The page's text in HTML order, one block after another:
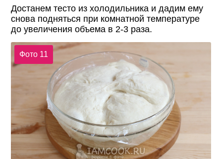
Достанем тесто из холодильника и дадим ему
снова подняться при комнатной температуре
до увеличения объема в 2-3 раза.
Фото 11